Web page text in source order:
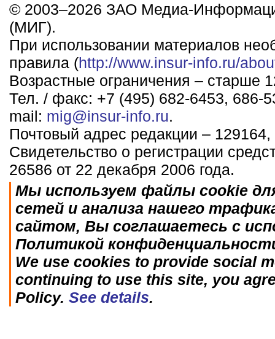
© 2003–2026 ЗАО Медиа-
(МИГ).
При использовании материалов
правила (http://www.insur-info.ru/
Возрастные ограничения – старше
Тел. / факс: +7 (495) 682-6453, 686-
mail: mig@insur-info.ru.
Почтовый адрес редакции –
Свидетельство о регистрации
26586 от 22 декабря 2006 года.
Мы используем файлы cookie
сетей и анализа нашего
сайтом, Вы соглашаетесь с
Политикой
We use cookies to provide social
continuing to use this site, you
Policy. See details.